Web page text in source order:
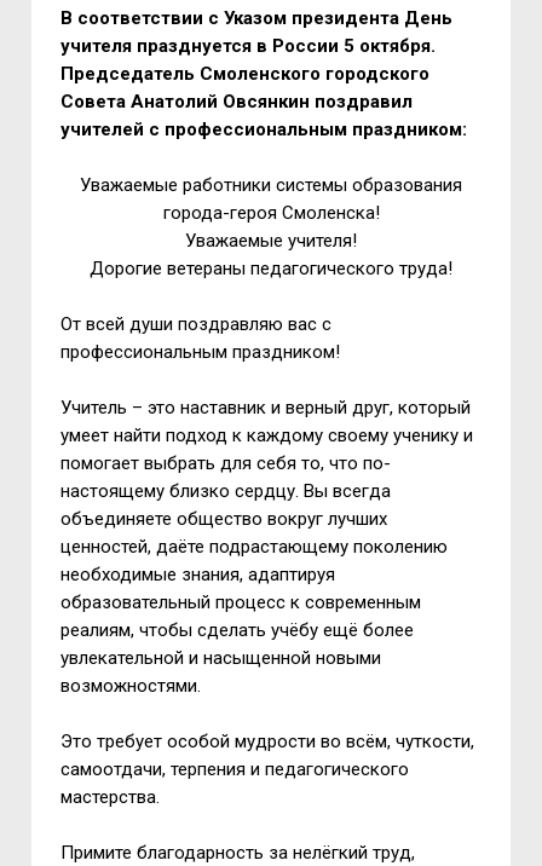
В соответствии с Указом президента День
учителя празднуется в России 5 октября.
Председатель Смоленского городского
Совета Анатолий Овсянкин поздравил
учителей с профессиональным праздником:
Уважаемые работники системы образования
города-героя Смоленска!
Уважаемые учителя!
Дорогие ветераны педагогического труда!
От всей души поздравляю вас с
профессиональным праздником!
Учитель – это наставник и верный друг, который
умеет найти подход к каждому своему ученику и
помогает выбрать для себя то, что по-
настоящему близко сердцу. Вы всегда
объединяете общество вокруг лучших
ценностей, даёте подрастающему поколению
необходимые знания, адаптируя
образовательный процесс к современным
реалиям, чтобы сделать учёбу ещё более
увлекательной и насыщенной новыми
возможностями.
Это требует особой мудрости во всём, чуткости,
самоотдачи, терпения и педагогического
мастерства.
Примите благодарность за нелёгкий труд,